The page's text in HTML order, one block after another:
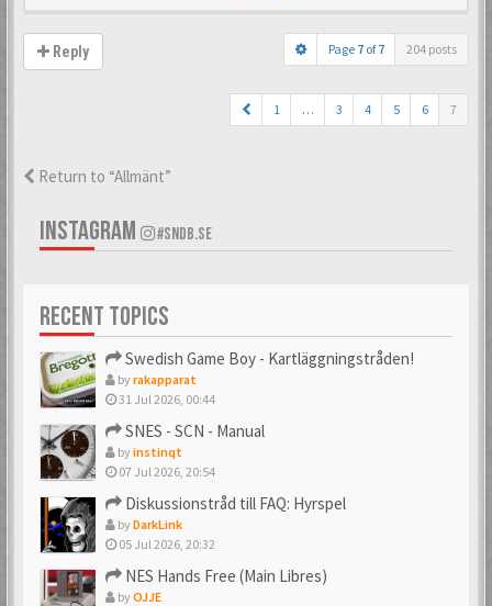
Reply Page 7 of7 204 posts
1 … 3 4 5 6 7
Return to “Allmänt”
INSTAGRAM #SNDB.SE
RECENT TOPICS
Swedish Game Boy - Kartläggningstråden!
byrakapparat
31 Jul 2026, 00:44
SNES - SCN - Manual
byinstinqt
07 Jul 2026, 20:54
Diskussionstråd till FAQ: Hyrspel
byDarkLink
05 Jul 2026, 20:32
NES Hands Free (Main Libres)
byOJJE